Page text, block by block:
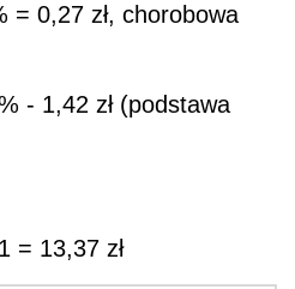
= 0,27 zł, chorobowa
- 1,42 zł (podstawa
= 13,37 zł